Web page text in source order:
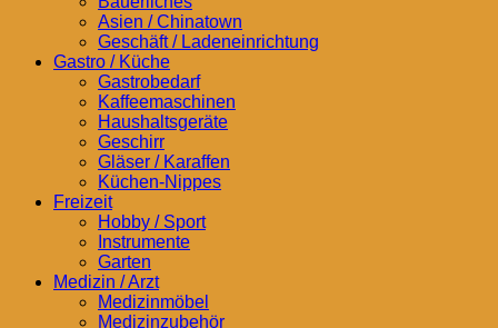
Asien / Chinatown
Geschäft / Ladeneinrichtung
Gastro / Küche
Gastrobedarf
Kaffeemaschinen
Haushaltsgeräte
Geschirr
Gläser / Karaffen
Küchen-Nippes
Freizeit
Hobby / Sport
Instrumente
Garten
Medizin / Arzt
Medizinmöbel
Medizinzubehör